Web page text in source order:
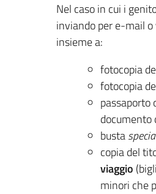
Nel caso in cui i
inviando per e-mail
insieme a:
fotocopia
fotocopia
passaporto
documento
busta
copia del
viaggio
minori che